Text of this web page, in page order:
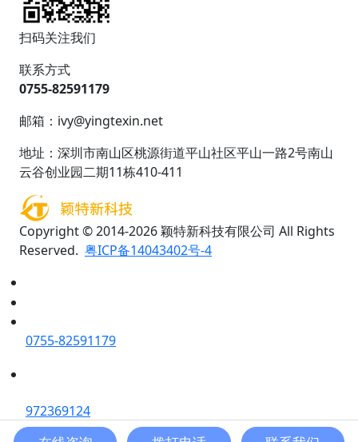
扫码关注我们
联系方式
0755-82591179
邮箱：ivy@yingtexin.net
地址：深圳市南山区桃源街道平山社区平山一路2号南山
云谷创业园二期11栋410-411
Copyright © 2014-2026 颖特新科技有限公司 All Rights
Reserved. 粤ICP备14043402号-4
0755-82591179
972369124